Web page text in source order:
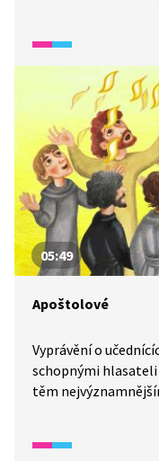
05:49
Apoštolové
Vyprávění o
schopnými hlasateli
těm